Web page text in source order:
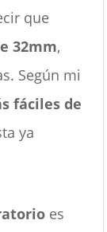
que
32mm,
Según mi
fáciles de
ya
es